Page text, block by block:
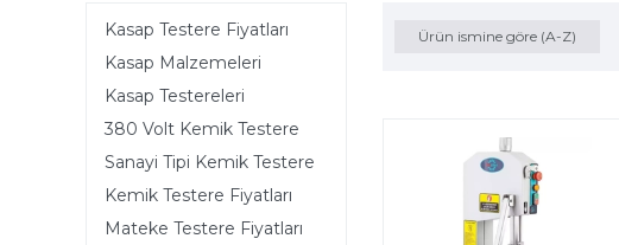
Kasap Testere Fiyatları
Kasap Malzemeleri
Kasap Testereleri
380 Volt Kemik Testere
Sanayi Tipi Kemik Testere
Kemik Testere Fiyatları
Mateke Testere Fiyatları
Ürün ismine göre (A-Z)